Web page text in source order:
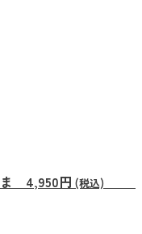
4,950円 (税込)